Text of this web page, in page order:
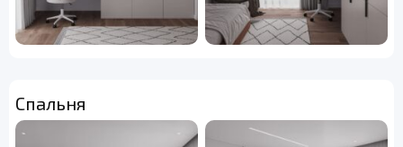
Спальня